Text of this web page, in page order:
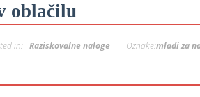
oblačilu
in: Raziskovalne naloge Oznake:mladi za